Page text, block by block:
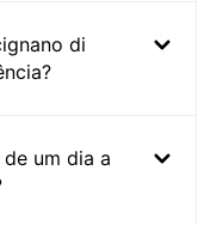
di
um dia a